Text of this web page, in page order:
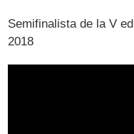
Semifinalista de la V
2018